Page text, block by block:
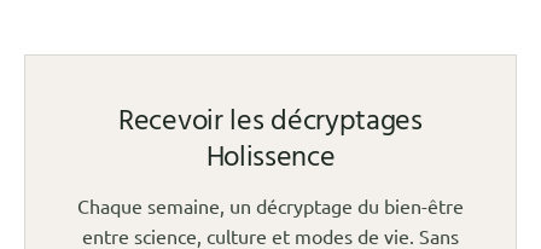
Recevoir les décryptages
Holissence
Chaque semaine, un décryptage du bien-être
entre science, culture et modes de vie. Sans